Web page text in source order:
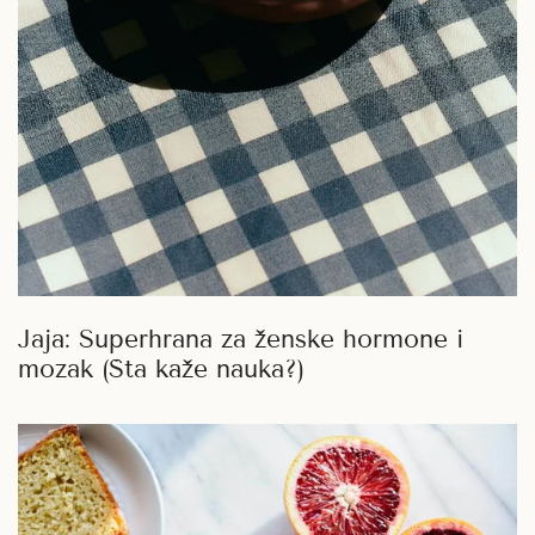
Jaja: Superhrana za ženske hormone i
mozak (Šta kaže nauka?)
Posni
kolač
od
badema